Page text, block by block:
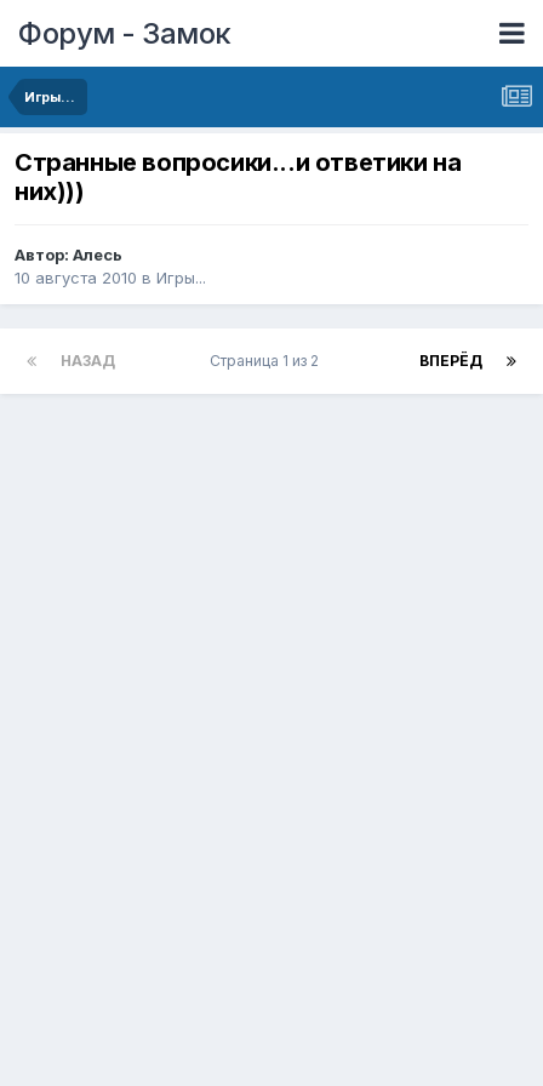
Форум - Замок
Игры...
Странные вопросики...и ответики на
них)))
Автор: Алесь
10 августа 2010 в Игры...
НАЗАД ВПЕРЁД
Страница 1 из 2